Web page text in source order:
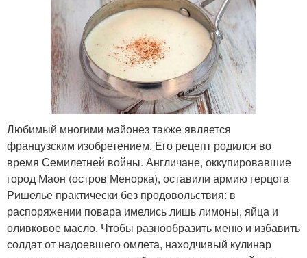
Любимый многими майонез также является
французским изобретением. Его рецепт родился во
время Семилетней войны. Англичане, оккупировавшие
город Маон (остров Менорка), оставили армию герцога
Ришелье практически без продовольствия: в
распоряжении повара имелись лишь лимоны, яйца и
оливковое масло. Чтобы разнообразить меню и избавить
солдат от надоевшего омлета, находчивый кулинар